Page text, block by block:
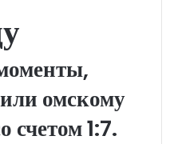
омскому
счетом 1:7.